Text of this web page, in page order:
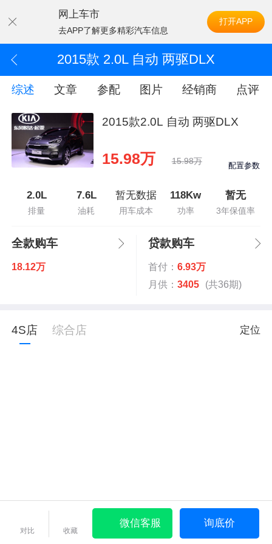
网上车市
去APP了解更多精彩汽车信息
打开APP
2015款 2.0L 自动 两驱DLX
综述 文章 参配 图片 经销商 点评
2015款2.0L 自动 两驱DLX
15.98万 15.98万 配置参数
2.0L
排量
7.6L
油耗
暂无数据
用车成本
118Kw
功率
暂无
3年保值率
全款购车
18.12万
贷款购车
首付： 6.93万
月供： 3405 (共36期)
4S店 综合店 定位
对比 收藏
微信客服 询底价